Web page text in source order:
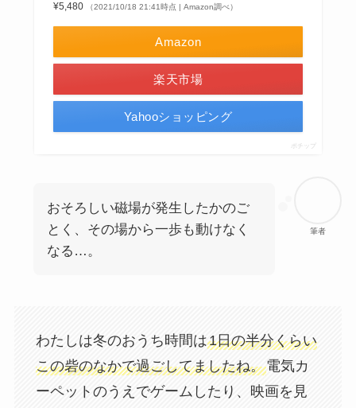
¥5,480 （2021/10/18 21:41時点 | Amazon調べ）
Amazon
楽天市場
Yahooショッピング
ポチップ
筆者
おそろしい磁場が発生したかのご
とく、その場から一歩も動けなく
なる…。
わたしは冬のおうち時間は1日の半分くらい
この砦のなかで過ごしてましたね。電気カ
ーペットのうえでゲームしたり、映画を見